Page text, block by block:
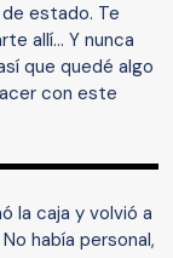
estado. Te
allí… Y nunca
que quedé algo
con este
la caja y volvió a
había personal,